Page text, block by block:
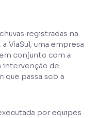
registradas na
ViaSul, uma empresa
conjunto com a
intervenção de
que passa sob a
por equipes